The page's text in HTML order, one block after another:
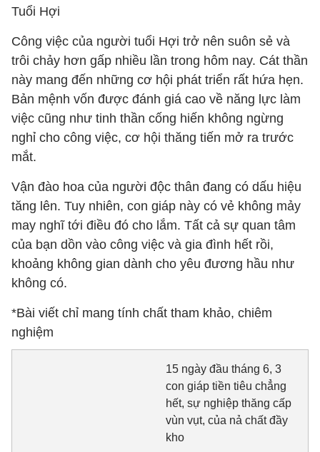
Tuổi Hợi
Công việc của người tuổi Hợi trở nên suôn sẻ và
trôi chảy hơn gấp nhiều lần trong hôm nay. Cát thần
này mang đến những cơ hội phát triển rất hứa hẹn.
Bản mệnh vốn được đánh giá cao về năng lực làm
việc cũng như tinh thần cống hiến không ngừng
nghỉ cho công việc, cơ hội thăng tiến mở ra trước
mắt.
Vận đào hoa của người độc thân đang có dấu hiệu
tăng lên. Tuy nhiên, con giáp này có vẻ không mảy
may nghĩ tới điều đó cho lắm. Tất cả sự quan tâm
của bạn dồn vào công việc và gia đình hết rồi,
khoảng không gian dành cho yêu đương hầu như
không có.
*Bài viết chỉ mang tính chất tham khảo, chiêm
nghiệm
15 ngày đầu tháng 6, 3
con giáp tiền tiêu chẳng
hết, sự nghiệp thăng cấp
vùn vụt, của nả chất đầy
kho